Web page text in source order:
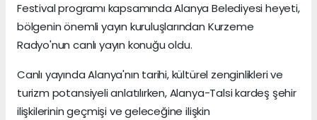
Festival programı kapsamında Alanya Belediyesi heyeti,
bölgenin önemli yayın kuruluşlarından Kurzeme
Radyo'nun canlı yayın konuğu oldu.
Canlı yayında Alanya'nın tarihi, kültürel zenginlikleri ve
turizm potansiyeli anlatılırken, Alanya-Talsi kardeş şehir
ilişkilerinin geçmişi ve geleceğine ilişkin